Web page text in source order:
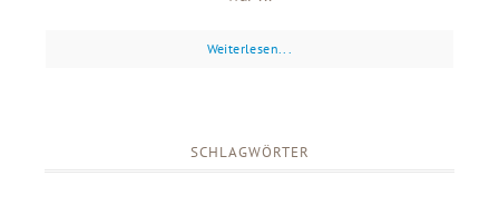
Weiterlesen...
SCHLAGWÖRTER